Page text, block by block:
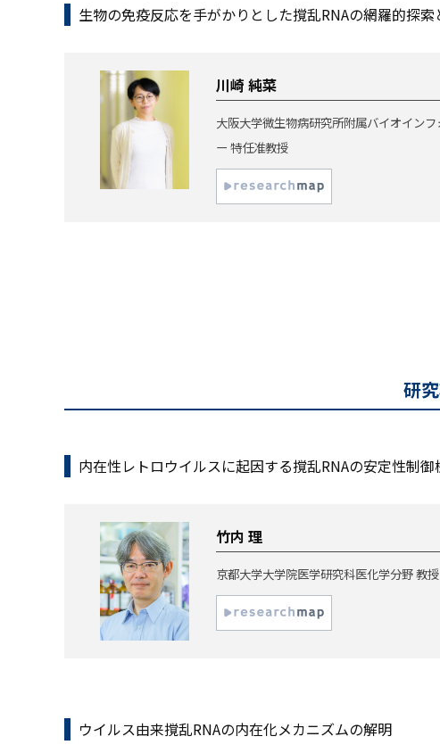
生物の免疫反応を手がかりとした撹乱RNAの網羅的探索
川崎 純菜
大阪大学微生物病研究所附属バイオイン
ー 特任准教授
研
内在性レトロウイルスに起因する撹乱RNAの安定性制
竹内 理
京都大学大学院医学研究科医化学分野 教授
ウイルス由来撹乱RNAの内在化メカニズムの解明